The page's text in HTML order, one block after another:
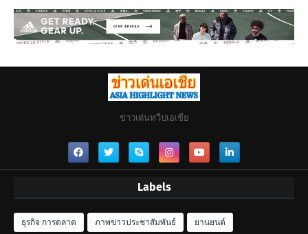
ข่าวเด่นทวีปเอเชีย
Labels
ธุรกิจ การตลาด ภาพข่าวประชาสัมพันธ์ ยานยนต์